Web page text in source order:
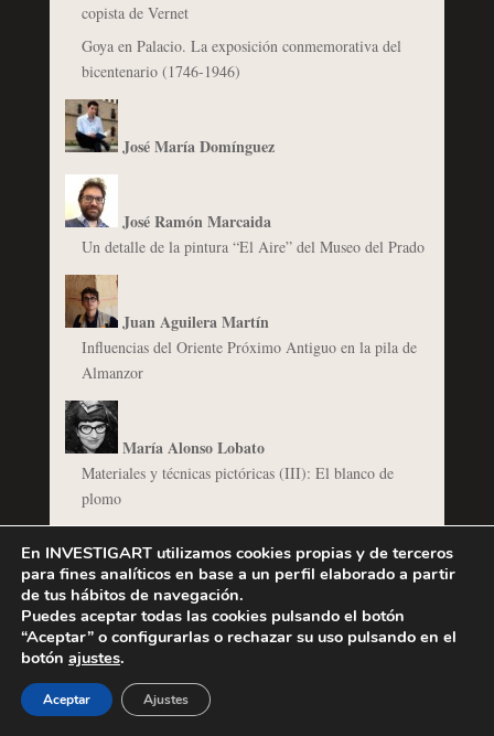
copista de Vernet
Goya en Palacio. La exposición conmemorativa del
bicentenario (1746-1946)
José María Domínguez
José Ramón Marcaida
Un detalle de la pintura “El Aire” del Museo del Prado
Juan Aguilera Martín
Influencias del Oriente Próximo Antiguo en la pila de
Almanzor
María Alonso Lobato
Materiales y técnicas pictóricas (III): El blanco de
plomo
Materiales y técnicas pictóricas (II): La azurita
Michelangelo Merisi da Caravaggio
Detrás del naturalismo de Caravaggio: La Cena en
Emaús
En INVESTIGART utilizamos cookies propias y de terceros
para fines analíticos en base a un perfil elaborado a partir
de tus hábitos de navegación.
Puedes aceptar todas las cookies pulsando el botón
“Aceptar” o configurarlas o rechazar su uso pulsando en el
botón ajustes.
Aceptar Ajustes